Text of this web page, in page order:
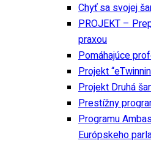
Chyť sa svojej
PROJEKT –
praxou
Pomáhajúce
Projekt
Projekt Druhá
Prestížny
Programu
Európskeho